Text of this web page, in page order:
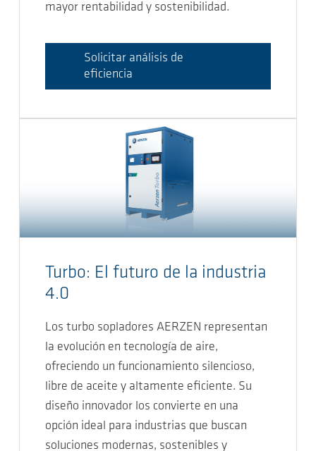
mayor rentabilidad y sostenibilidad.
Solicitar análisis de
eficiencia
Turbo: El futuro de la industria
4.0
Los turbo sopladores AERZEN representan
la evolución en tecnología de aire,
ofreciendo un funcionamiento silencioso,
libre de aceite y altamente eficiente. Su
diseño innovador los convierte en una
opción ideal para industrias que buscan
soluciones modernas, sostenibles y